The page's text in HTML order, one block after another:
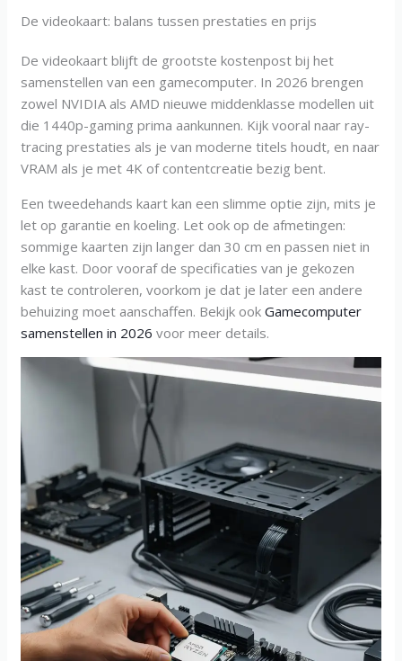
De videokaart: balans tussen prestaties en prijs
De videokaart blijft de grootste kostenpost bij het
samenstellen van een gamecomputer. In 2026 brengen
zowel NVIDIA als AMD nieuwe middenklasse modellen uit
die 1440p-gaming prima aankunnen. Kijk vooral naar ray-
tracing prestaties als je van moderne titels houdt, en naar
VRAM als je met 4K of contentcreatie bezig bent.
Een tweedehands kaart kan een slimme optie zijn, mits je
let op garantie en koeling. Let ook op de afmetingen:
sommige kaarten zijn langer dan 30 cm en passen niet in
elke kast. Door vooraf de specificaties van je gekozen
kast te controleren, voorkom je dat je later een andere
behuizing moet aanschaffen. Bekijk ookGamecomputer
samenstellen in 2026 voor meer details.